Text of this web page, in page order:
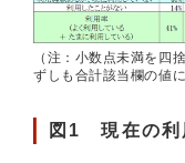
（注：小数点未満を四
ずしも合計該当欄の値
図1 現在の利